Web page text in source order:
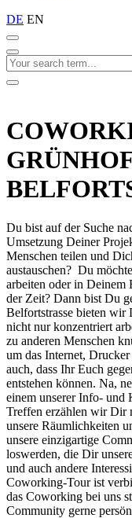
DE EN
Du bist auf der Suche
Umsetzung Deiner
Menschen teilen und
austauschen? Du
arbeiten oder in Deinem
der Zeit? Dann bist Du
Belfortstrasse bieten wir
nicht nur konzentriert
zu anderen Menschen
um das Internet,
auch, dass Ihr Euch
entstehen können. Na,
einem unserer Info- und
Treffen erzählen wir Dir
unsere Räumlichkeiten
unsere einzigartige
loswerden, die Dir
und auch andere
Coworking-Tour ist
das Coworking bei uns
Community gerne